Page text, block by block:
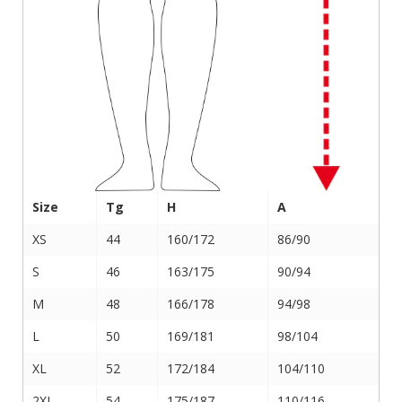
Size Tg H
A
XS
44 160/172
86/90
S
46 163/175
90/94
M
48 166/178
94/98
L
50 169/181
98/104
XL
52 172/184
104/110